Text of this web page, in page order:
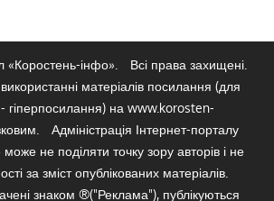
«Коростень-інфо».
Всі права захищені.
матеріалів посилання (для
- гіперпосилання) на www.korosten-
Адміністрація Інтернет-порталу
не поділяти точку зору авторів і не
за зміст опублікованих матеріалів.
знаком ®("Реклама"), публікуються